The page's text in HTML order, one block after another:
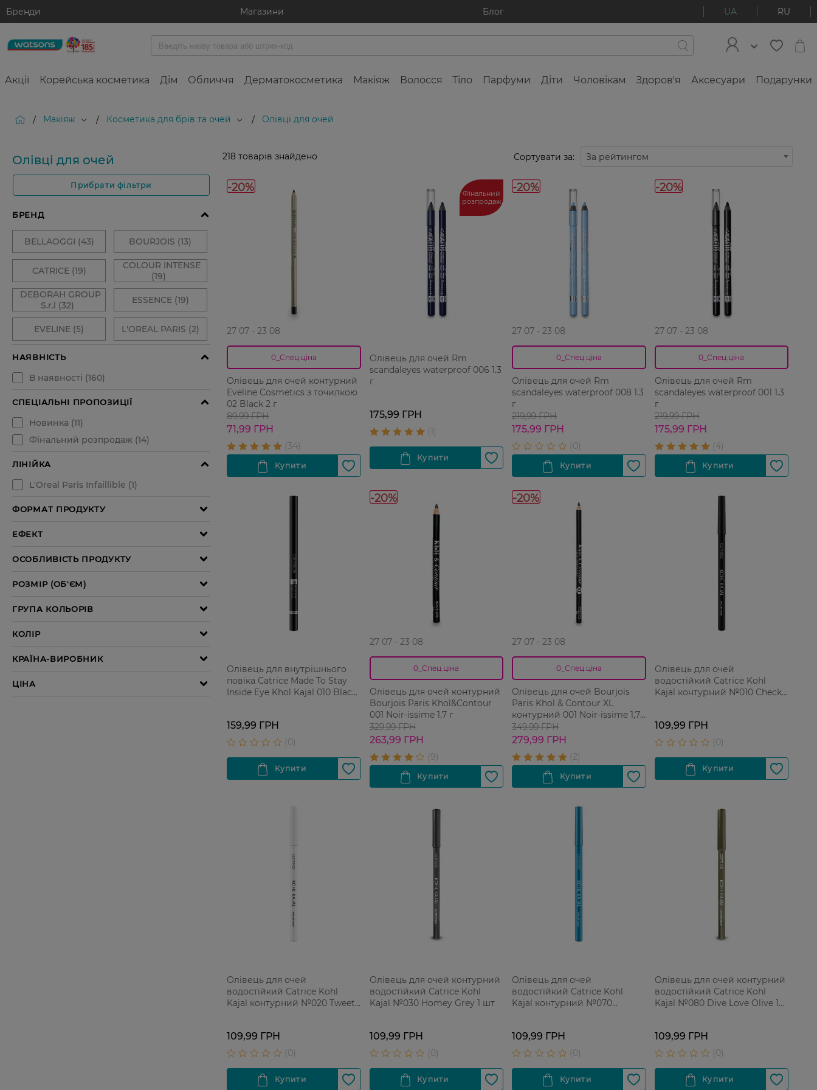
Бренди Магазини Блог UA RU
Акції Корейська косметика Дім Обличчя Дерматокосметика Макіяж Волосся Тіло Парфуми Діти Чоловікам Здоров'я Аксесуари Подарунки
/ Макіяж / Косметика для брів та очей / Олівці для очей
Олівці для очей
Прибрати фільтри
218 товарів знайдено Сортувати за: За рейтингом
-20%
27 07 - 23 08
0_Спец.ціна
Олівець для очей контурний
Eveline Cosmetics з точилкою
02 Black 2 г
89,99 ГРН
71,99 ГРН
Фінальний
розпродаж
Олівець для очей Rm
scandaleyes waterproof 006 1.3
г
175,99 ГРН
-20%
27 07 - 23 08
0_Спец.ціна
Олівець для очей Rm
scandaleyes waterproof 008 1.3
г
219,99 ГРН
175,99 ГРН
-20%
27 07 - 23 08
0_Спец.ціна
Олівець для очей Rm
scandaleyes waterproof 001 1.3
г
219,99 ГРН
175,99 ГРН
Олівець для внутрішнього
повіка Catrice Made To Stay
Inside Eye Khol Kajal 010 Black
159,99 ГРН
-20%
27 07 - 23 08
0_Спец.ціна
Олівець для очей контурний
Bourjois Paris Khol&Contour
001 Noir-issime 1,7 г
329,99 ГРН
263,99 ГРН
-20%
27 07 - 23 08
0_Спец.ціна
Олівець для очей Bourjois
Paris Khol & Contour XL
контурний 001 Noir-issime 1,7
г
349,99 ГРН
279,99 ГРН
Олівець для очей
водостійкий Catrice Kohl
Kajal контурний №010 Check
109,99 ГРН
Олівець для очей
водостійкий Catrice Kohl
Kajal контурний №020 Tweet
109,99 ГРН
Олівець для очей контурний
водостійкий Catrice Kohl
Kajal №030 Homey Grey 1 шт
109,99 ГРН
Олівець для очей
водостійкий Catrice Kohl
Kajal контурний №070
109,99 ГРН
Олівець для очей контурний
водостійкий Catrice Kohl
Kajal №080 Dive Love Olive 1
109,99 ГРН